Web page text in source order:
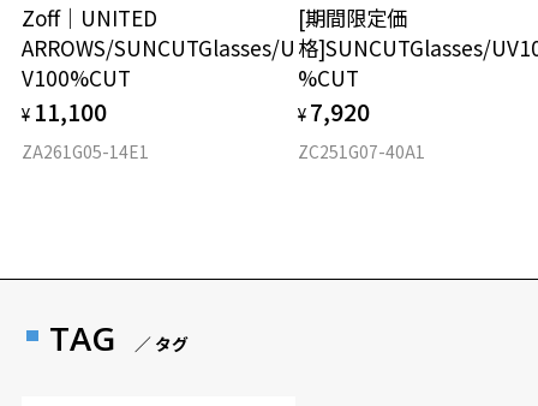
Zoff｜UNITED
ARROWS/SUNCUTGlasses/U
V100%CUT
¥ 11,100
ZA261G05-14E1
[期間限定価
格]SUNCUTGlasses/
%CUT
¥ 7,920
ZC251G07-40A1
TAG ／ タグ